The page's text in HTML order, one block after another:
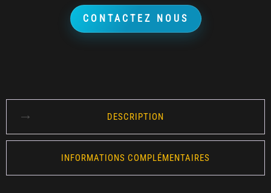
CONTACTEZ NOUS
DESCRIPTION
INFORMATIONS COMPLÉMENTAIRES